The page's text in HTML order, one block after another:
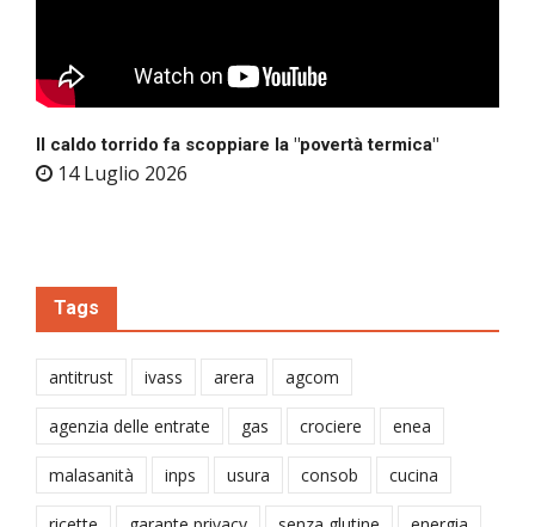
Il caldo torrido fa scoppiare la "povertà termica"
14 Luglio 2026
Tags
antitrust ivass arera agcom
agenzia delle entrate gas crociere enea
malasanità inps usura consob cucina